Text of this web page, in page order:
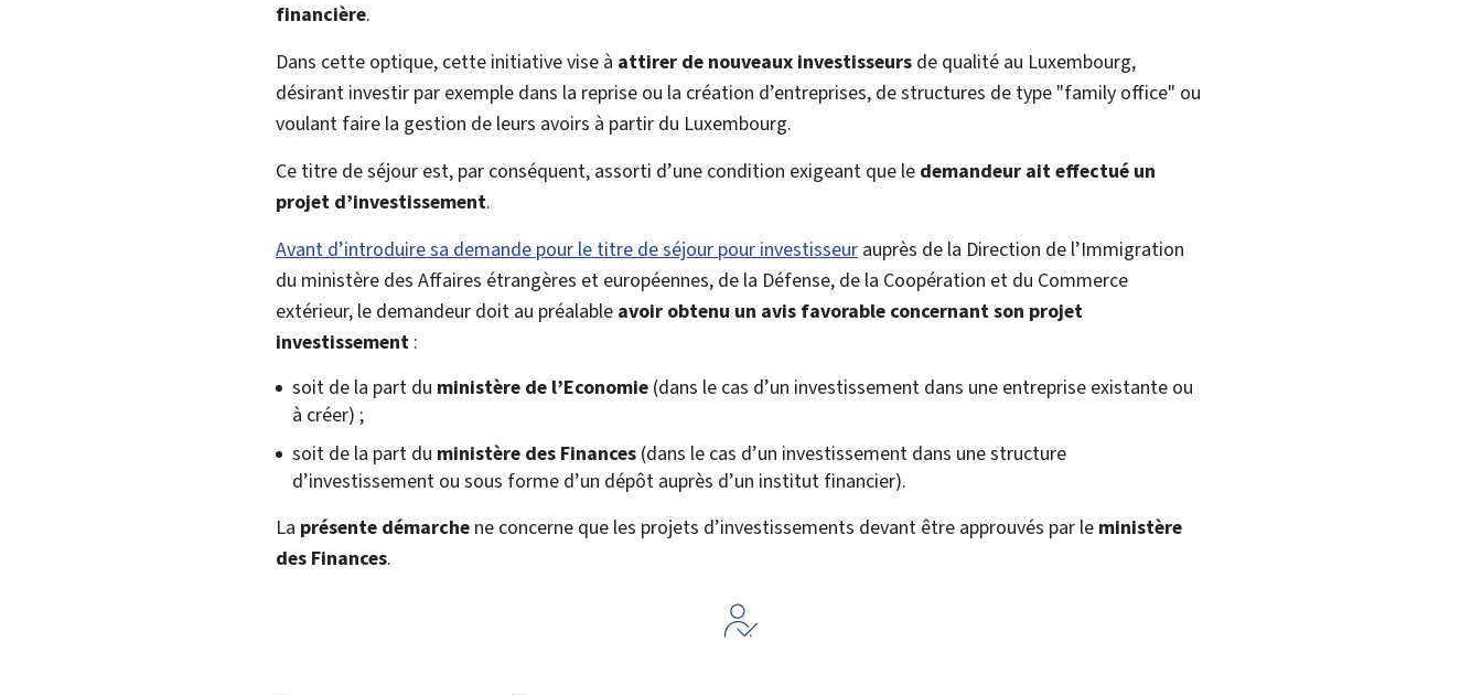
financière.
Dans cette optique, cette initiative vise à attirer de nouveaux investisseurs de qualité au Luxembourg,
désirant investir par exemple dans la reprise ou la création d’entreprises, de structures de type "family office" ou
voulant faire la gestion de leurs avoirs à partir du Luxembourg.
Ce titre de séjour est, par conséquent, assorti d’une condition exigeant que le demandeur ait effectué un
projet d’investissement.
Avant d’introduire sa demande pour le titre de séjour pour investisseur auprès de la Direction de l’Immigration
du ministère des Affaires étrangères et européennes, de la Défense, de la Coopération et du Commerce
extérieur, le demandeur doit au préalable avoir obtenu un avis favorable concernant son projet
investissement :
soit de la part du ministère de l’Economie (dans le cas d’un investissement dans une entreprise existante ou
à créer) ;
soit de la part du ministère des Finances (dans le cas d’un investissement dans une structure
d’investissement ou sous forme d’un dépôt auprès d’un institut financier).
La présente démarche ne concerne que les projets d’investissements devant être approuvés par le ministère
des Finances.